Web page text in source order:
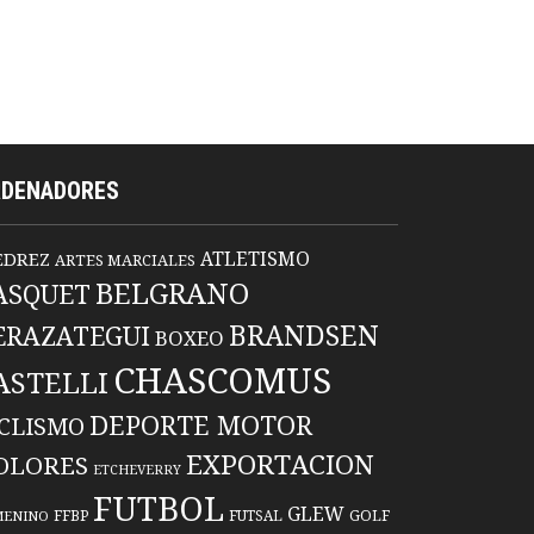
ARTES MARCIALES ATLETISMO
BELGRANO
BOXEO BRANDSEN
CHASCOMUS
DEPORTE MOTOR
ETCHEVERRY EXPORTACION
FFBP FUTBOL FUTSAL GLEW GOLF